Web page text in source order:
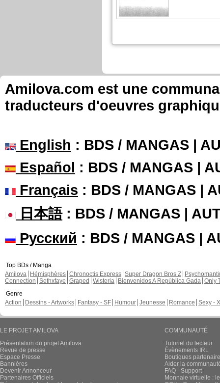
En Français,
Shizuka a publié ces pages :
Nouvelle sortie
Shizuka a publié ces pages :